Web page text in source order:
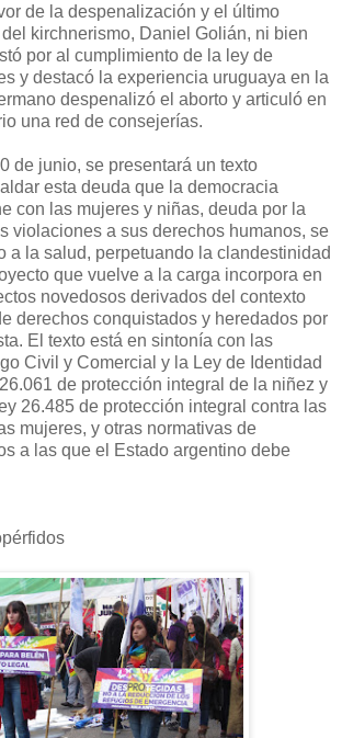
de la despenalización y el último
kirchnerismo, Daniel Golián, ni bien
por al cumplimiento de la ley de
y destacó la experiencia uruguaya en la
despenalizó el aborto y articuló en
una red de consejerías.
de junio, se presentará un texto
esta deuda que la democracia
con las mujeres y niñas, deuda por la
violaciones a sus derechos humanos, se
a la salud, perpetuando la clandestinidad
que vuelve a la carga incorpora en
novedosos derivados del contexto
derechos conquistados y heredados por
El texto está en sintonía con las
Civil y Comercial y la Ley de Identidad
de protección integral de la niñez y
26.485 de protección integral contra las
mujeres, y otras normativas de
a las que el Estado argentino debe